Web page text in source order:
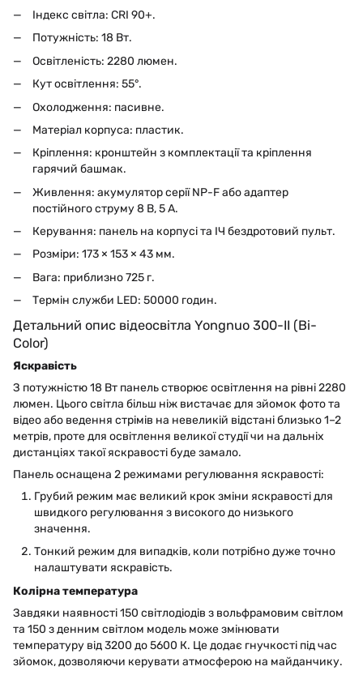
Індекс світла: CRI 90+.
Потужність: 18 Вт.
Освітленість: 2280 люмен.
Кут освітлення: 55°.
Охолодження: пасивне.
Матеріал корпуса: пластик.
Кріплення: кронштейн з комплектації та кріплення
гарячий башмак.
Живлення: акумулятор серії NP-F або адаптер
постійного струму 8 В, 5 А.
Керування: панель на корпусі та ІЧ бездротовий пульт.
Розміри: 173 × 153 × 43 мм.
Вага: приблизно 725 г.
Термін служби LED: 50000 годин.
Детальний опис відеосвітла Yongnuo 300-II (Bi-
Color)
Яскравість
З потужністю 18 Вт панель створює освітлення на рівні 2280
люмен. Цього світла більш ніж вистачає для зйомок фото та
відео або ведення стрімів на невеликій відстані близько 1–2
метрів, проте для освітлення великої студії чи на дальніх
дистанціях такої яскравості буде замало.
Панель оснащена 2 режимами регулювання яскравості:
Грубий режим має великий крок зміни яскравості для
швидкого регулювання з високого до низького
значення.
Тонкий режим для випадків, коли потрібно дуже точно
налаштувати яскравість.
Колірна температура
Завдяки наявності 150 світлодіодів з вольфрамовим світлом
та 150 з денним світлом модель може змінювати
температуру від 3200 до 5600 К. Це додає гнучкості під час
зйомок, дозволяючи керувати атмосферою на майданчику.